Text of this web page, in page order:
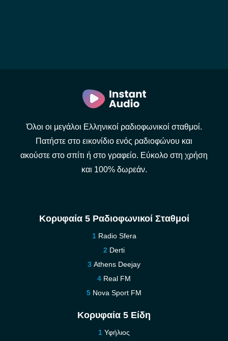
Όλοι οι μεγάλοι Ελληνικοί ραδιοφωνικοί σταθμοί.
Πατήστε στο εικονίδιο ενός ραδιοφώνου και
ακούστε στο σπίτι ή στο γραφείο. Εύκολο στη χρήση
και 100% δωρεάν.
Κορυφαία 5 Ραδιοφωνικοί Σταθμοί
Radio Sfera
Derti
Athens Deejay
Real FM
Nova Sport FM
Κορυφαία 5 Είδη
Υφήλιος